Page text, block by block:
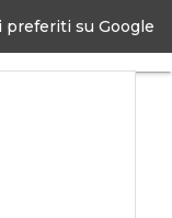
preferiti su Google